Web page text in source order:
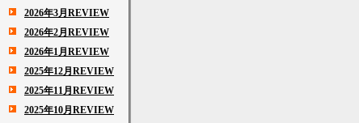
2026年3月REVIEW
2026年2月REVIEW
2026年1月REVIEW
2025年12月REVIEW
2025年11月REVIEW
2025年10月REVIEW